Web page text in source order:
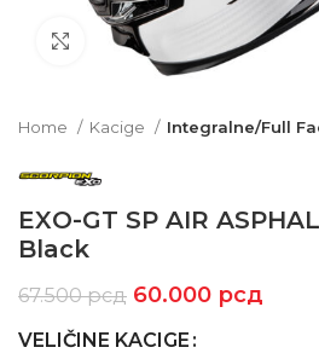
Click to enlarge
Home Kacige Integralne/Full
EXO-GT SP AIR
Black
67.500рсд 60.000 рсд
VELIČINE KACIGE